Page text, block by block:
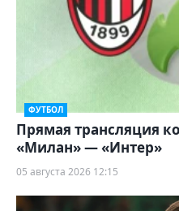
ФУТБОЛ
Прямая трансляция
«Милан» — «Интер»
05 августа 2026 12:15